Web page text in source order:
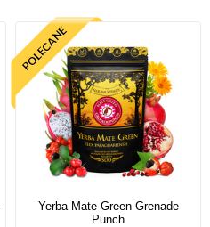
Yerba Mate Green Grenade
Punch